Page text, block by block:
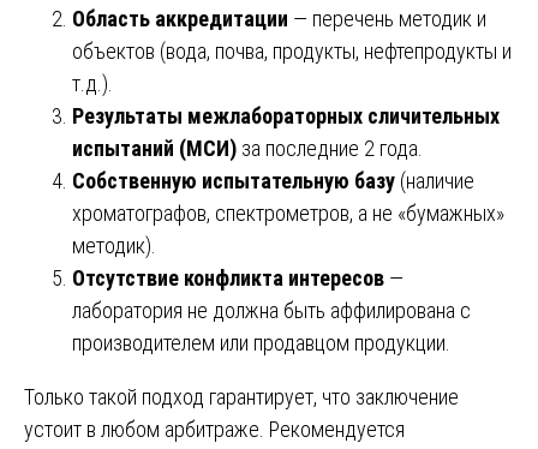
Область аккредитации — перечень методик и
объектов (вода, почва, продукты, нефтепродукты и
т.д.).
Результаты межлабораторных сличительных
испытаний (МСИ) за последние 2 года.
Собственную испытательную базу (наличие
хроматографов, спектрометров, а не «бумажных»
методик).
Отсутствие конфликта интересов —
лаборатория не должна быть аффилирована с
производителем или продавцом продукции.
Только такой подход гарантирует, что заключение
устоит в любом арбитраже. Рекомендуется